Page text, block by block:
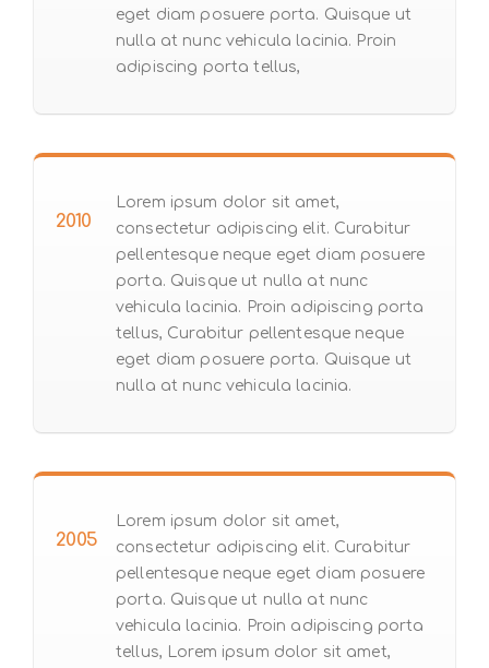
eget diam posuere porta. Quisque ut
nulla at nunc vehicula lacinia. Proin
adipiscing porta tellus,
2010
Lorem ipsum dolor sit amet,
consectetur adipiscing elit. Curabitur
pellentesque neque eget diam posuere
porta. Quisque ut nulla at nunc
vehicula lacinia. Proin adipiscing porta
tellus, Curabitur pellentesque neque
eget diam posuere porta. Quisque ut
nulla at nunc vehicula lacinia.
2005
Lorem ipsum dolor sit amet,
consectetur adipiscing elit. Curabitur
pellentesque neque eget diam posuere
porta. Quisque ut nulla at nunc
vehicula lacinia. Proin adipiscing porta
tellus, Lorem ipsum dolor sit amet,